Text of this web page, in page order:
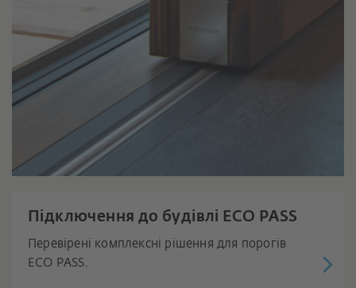
Підключення до будівлі ECO PASS
Перевірені комплексні рішення для порогів
ECO PASS.